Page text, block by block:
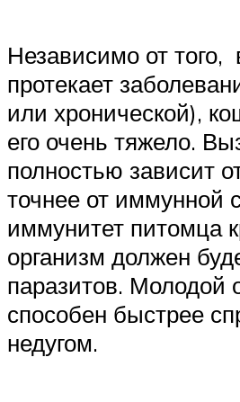
Независимо от
протекает
или хронической),
его очень тяжело.
полностью зависит
точнее от иммунной
иммунитет питомца
организм должен
паразитов. Молодой
способен быстрее
недугом.